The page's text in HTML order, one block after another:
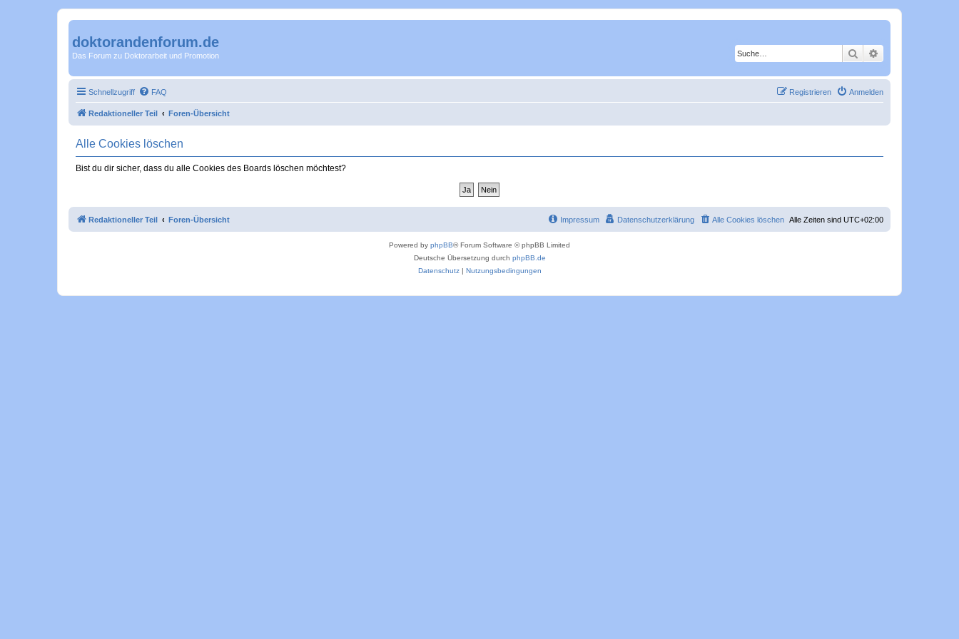
doktorandenforum.de
Das Forum zu Doktorarbeit und Promotion Suche
Schnellzugriff FAQ Anmelden
Registrieren
Redaktioneller Teil Foren-Übersicht
Alle Cookies löschen
Bist du dir sicher, dass du alle Cookies des Boards löschen möchtest?
Redaktioneller Teil Foren-Übersicht Alle Zeiten sind UTC+02:00
Alle Cookies löschen
Datenschutzerklärung
Impressum
Powered by phpBB® Forum Software © phpBB Limited
Deutsche Übersetzung durch phpBB.de
Datenschutz| Nutzungsbedingungen